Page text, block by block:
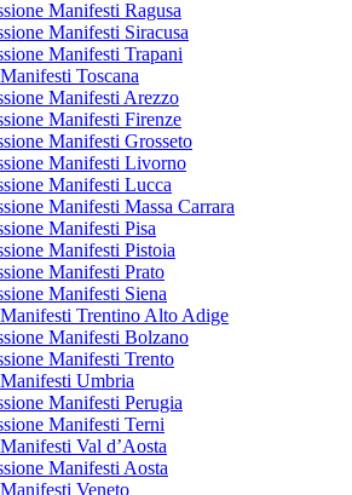
Manifesti Ragusa
Manifesti Siracusa
Manifesti Trapani
Toscana
Manifesti Arezzo
Manifesti Firenze
Manifesti Grosseto
Manifesti Livorno
Manifesti Lucca
Manifesti Massa Carrara
Manifesti Pisa
Manifesti Pistoia
Manifesti Prato
Manifesti Siena
Trentino Alto Adige
Manifesti Bolzano
Manifesti Trento
Umbria
Manifesti Perugia
Manifesti Terni
Val d’Aosta
Manifesti Aosta
Veneto